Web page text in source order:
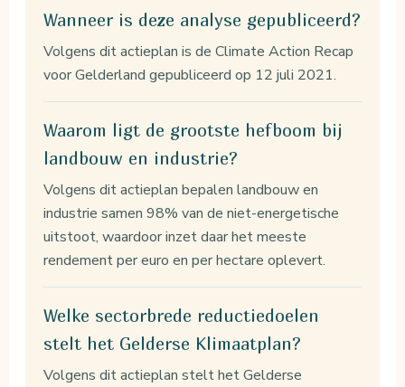
Wanneer is deze analyse gepubliceerd?
Volgens dit actieplan is de Climate Action Recap
voor Gelderland gepubliceerd op 12 juli 2021.
Waarom ligt de grootste hefboom bij
landbouw en industrie?
Volgens dit actieplan bepalen landbouw en
industrie samen 98% van de niet-energetische
uitstoot, waardoor inzet daar het meeste
rendement per euro en per hectare oplevert.
Welke sectorbrede reductiedoelen
stelt het Gelderse Klimaatplan?
Volgens dit actieplan stelt het Gelderse